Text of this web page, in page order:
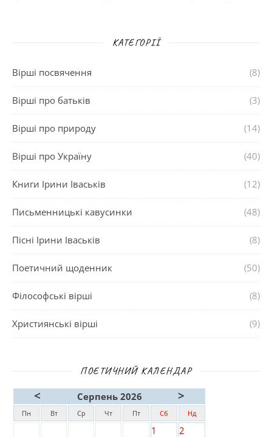
КАТЕГОРІЇ
Вірші посвячення (8)
Вірші про батьків (3)
Вірші про природу (14)
Вірші про Україну (40)
Книги Ірини Іваськів (12)
Письменницькі кавусинки (48)
Пісні Ірини Іваськів (8)
Поетичний щоденник (50)
Філософські вірші (8)
Християнські вірші (9)
ПОЕТИЧНИЙ КАЛЕНДАР
< Серпень 2026 >
Пн Вт Ср Чт Пт Сб Нд
1
2